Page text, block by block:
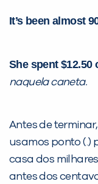
It’s been almost
She spent $12.50
naquela caneta.
Antes de
usamos ponto (.)
casa dos
antes dos